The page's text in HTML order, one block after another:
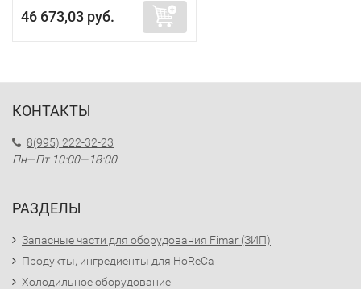
46 673,03 руб.
КОНТАКТЫ
8(995) 222-32-23
Пн—Пт 10:00—18:00
РАЗДЕЛЫ
Запасные части для оборудования Fimar (ЗИП)
Продукты, ингредиенты для HoReCa
Холодильное оборудование